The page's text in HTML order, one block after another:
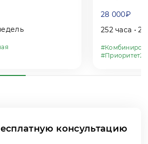
28 000₽
252 часа •
консультацию